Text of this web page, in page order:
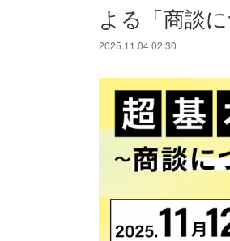
よる「商談
2025.11.04 02:30